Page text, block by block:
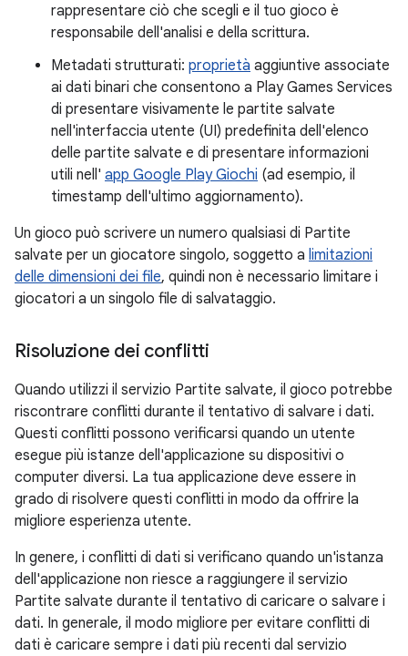
rappresentare ciò che scegli e il tuo gioco è
responsabile dell'analisi e della scrittura.
Metadati strutturati: proprietà aggiuntive associate
ai dati binari che consentono a Play Games Services
di presentare visivamente le partite salvate
nell'interfaccia utente (UI) predefinita dell'elenco
delle partite salvate e di presentare informazioni
utili nell' app Google Play Giochi (ad esempio, il
timestamp dell'ultimo aggiornamento).
Un gioco può scrivere un numero qualsiasi di Partite
salvate per un giocatore singolo, soggetto a limitazioni
delle dimensioni dei file, quindi non è necessario limitare i
giocatori a un singolo file di salvataggio.
Risoluzione dei conflitti
Quando utilizzi il servizio Partite salvate, il gioco potrebbe
riscontrare conflitti durante il tentativo di salvare i dati.
Questi conflitti possono verificarsi quando un utente
esegue più istanze dell'applicazione su dispositivi o
computer diversi. La tua applicazione deve essere in
grado di risolvere questi conflitti in modo da offrire la
migliore esperienza utente.
In genere, i conflitti di dati si verificano quando un'istanza
dell'applicazione non riesce a raggiungere il servizio
Partite salvate durante il tentativo di caricare o salvare i
dati. In generale, il modo migliore per evitare conflitti di
dati è caricare sempre i dati più recenti dal servizio